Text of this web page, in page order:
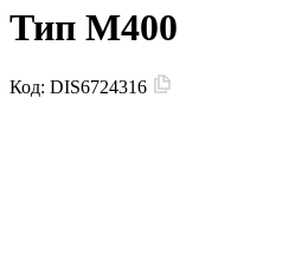
Тип M400
Код: DIS6724316